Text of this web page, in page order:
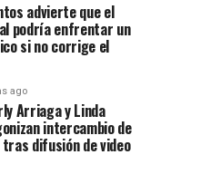
advierte que el
podría enfrentar un
si no corrige el
ago
Arriaga y Linda
intercambio de
difusión de video